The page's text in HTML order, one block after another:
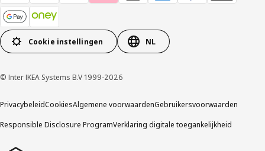
Cookie instellingen NL
© Inter IKEA Systems B.V 1999-2026
PrivacybeleidCookiesAlgemene voorwaardenGebruikersvoorwaarden
Responsible Disclosure ProgramVerklaring digitale toegankelijkheid